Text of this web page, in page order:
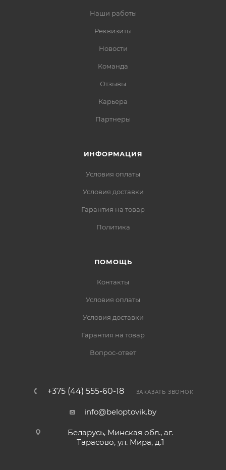
Наши работы
Реквизиты
Новости
Команда
Отзывы
Карьера
Партнеры
ИНФОРМАЦИЯ
Условия оплаты
Условия доставки
Гарантия на товар
Политика
ПОМОЩЬ
Контакты
Условия оплаты
Условия доставки
Гарантия на товар
Вопрос-ответ
+375 (44) 555-60-18 ЗАКАЗАТЬ ЗВОНОК
info@beloptovik.by
Беларусь, Минская обл., аг.
Тарасово, ул. Мира, д.1